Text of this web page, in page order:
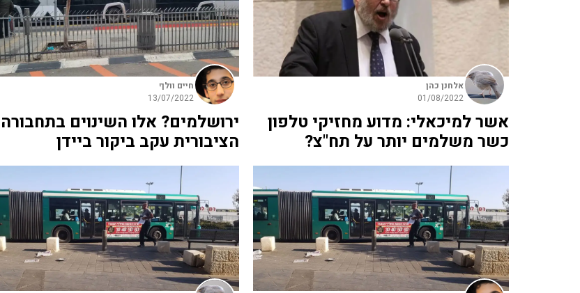
אלחנן כהן
01/08/2022
אשר למיכאלי: מדוע מחזיקי טלפון
כשר משלמים יותר על תח"צ?
חיים וולף
13/07/2022
ירושלמים? אלו השינוים בתחבורה
הציבורית עקב ביקור ביידן